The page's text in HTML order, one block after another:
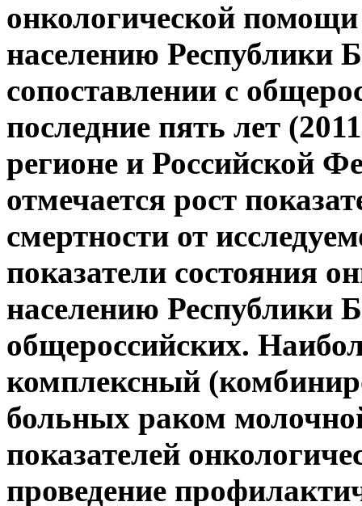
онкологической
населению Республики
сопоставлении с
последние пять лет
регионе и Российской
отмечается рост
смертности от
показатели состояния
населению Республики
общероссийских.
комплексный
больных раком
показателей
проведение